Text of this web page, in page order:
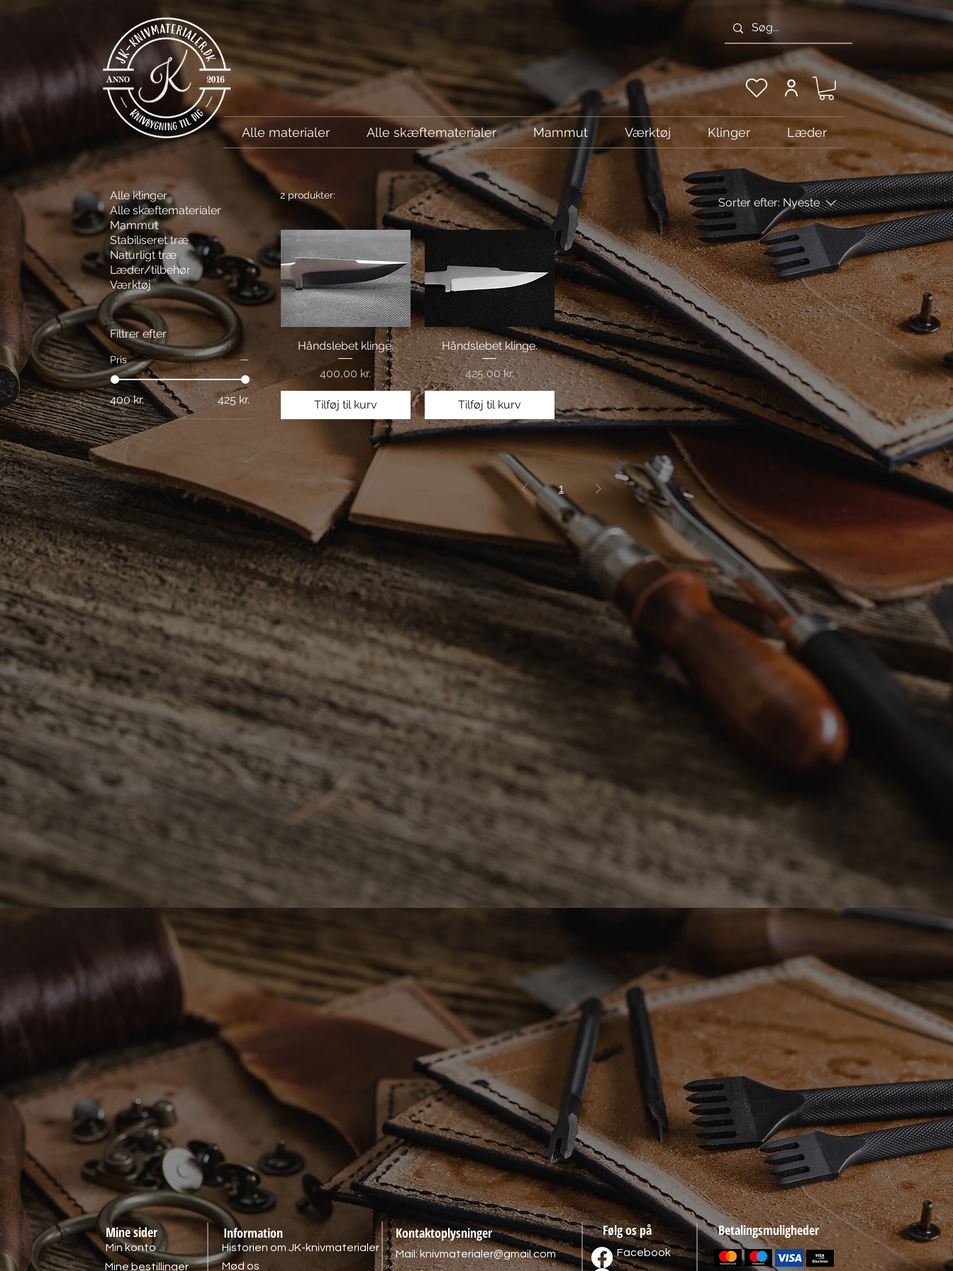
Alle materialer Alle skæftematerialer Mammut Værktøj Klinger Læder
Alle klinger
Alle skæftematerialer
Mammut
Stabiliseret træ
Naturligt træ
Læder/tilbehør
Værktøj
Filtrer efter
Pris
400 kr. 425 kr.
2 produkter:
Sorter efter: Nyeste
Hurtigvisning
Håndslebet klinge.
Pris
400,00 kr.
Tilføj til kurv
Hurtigvisning
Håndslebet klinge.
Pris
425,00 kr.
Tilføj til kurv
1
Mine sider Information Kontaktoplysninger
Mail:knivmaterialer@gmail.com
Følg os på Betalingsmuligheder
Historien om JK-knivmaterialer
Mød os
Min konto
Mine bestillinger
Facebook